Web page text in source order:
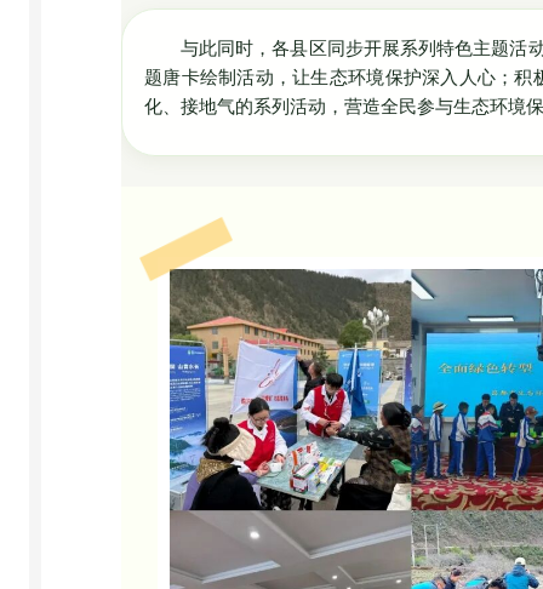
与此同时，各县区同步开展系列特色主题活
题唐卡绘制活动，让生态环境保护深入人心；
化、接地气的系列活动，营造全民参与生态环境